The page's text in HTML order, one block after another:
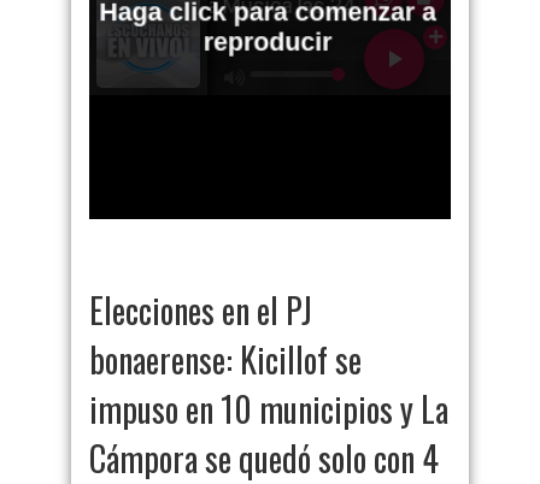
Elecciones en el PJ
bonaerense: Kicillof se
impuso en 10 municipios y La
Cámpora se quedó solo con 4